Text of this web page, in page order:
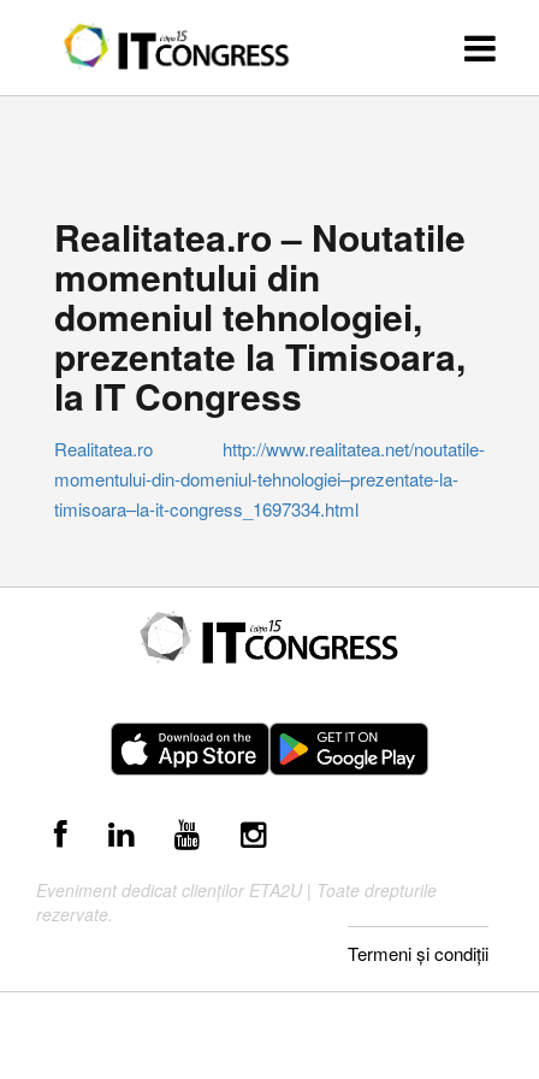
Realitatea.ro – Noutatile
momentului din
domeniul tehnologiei,
prezentate la Timisoara,
la IT Congress
Realitatea.ro http://www.realitatea.net/noutatile-
momentului-din-domeniul-tehnologiei–prezentate-la-
timisoara–la-it-congress_1697334.html
Eveniment dedicat clienților ETA2U | Toate drepturile
rezervate.
Termeni și condiții